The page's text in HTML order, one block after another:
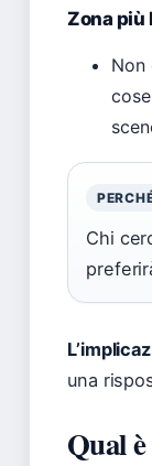
Zona più
Non
Chi
una
Qual